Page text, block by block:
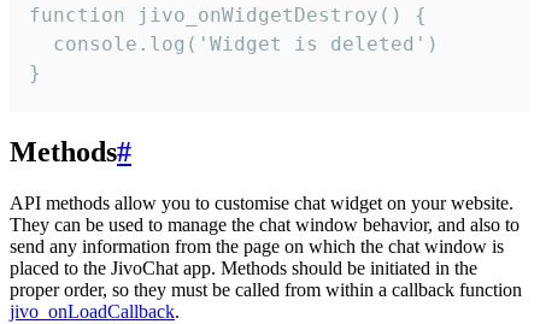
function jivo_onWidgetDestroy() {
  console.log('Widget is deleted')
}
Methods#
API methods allow you to customise chat widget on your website.
They can be used to manage the chat window behavior, and also to
send any information from the page on which the chat window is
placed to the JivoChat app. Methods should be initiated in the
proper order, so they must be called from within a callback function
jivo_onLoadCallback.